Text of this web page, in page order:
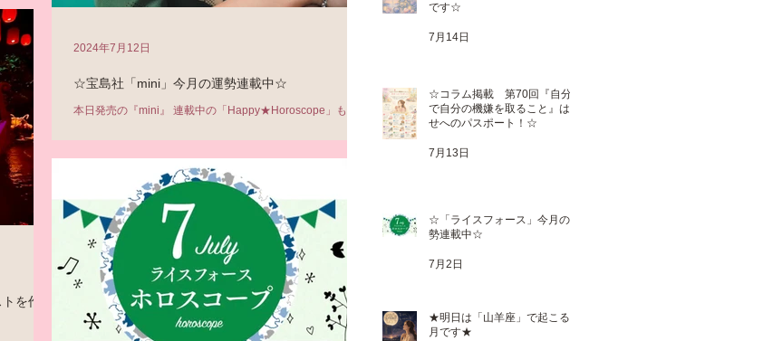
う。 今
☆宝島社「mini」今月の運勢連載中☆
本日発売の『mini』 連載中の「Happy★Horoscope」も、
ンバーカラー になっていて素敵ですね！
2024年7月12日
を作ろ
です☆
7月14日
☆コラム掲載 第70回『自分
で自分の機嫌を取ること』は幸
せへのパスポート！☆
7月13日
☆「ライスフォース」今月の運
勢連載中☆
7月2日
★明日は「山羊座」で起こる満
月です★